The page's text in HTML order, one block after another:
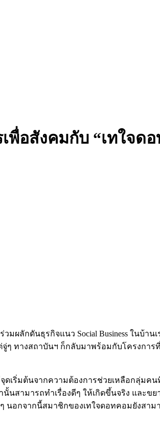
อสังคมกับ “เทใจด
วมผลักดันธุรกิจแนว Social Business ใน
จู่ๆ ทางสถาบันฯ ก็กลับมาพร้อมกับโครงกา
ดเริ่มต้นจากความต้องการช่วยเหลือกลุ่ม
านั้นสามารถทำเรื่องดีๆ ให้เกิดขึ้นจริง แล
นอกจากนี้สมาชิกของเทใจดอทคอมยังส